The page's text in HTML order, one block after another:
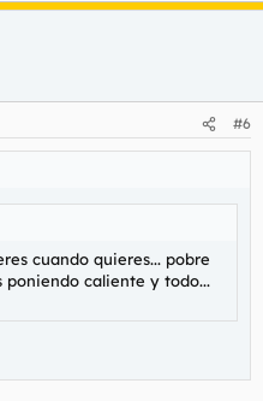
enfades
#6
cuando quieres... pobre
poniendo caliente y todo...